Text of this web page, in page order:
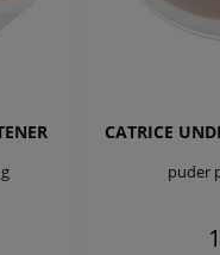
CATRICE
puder